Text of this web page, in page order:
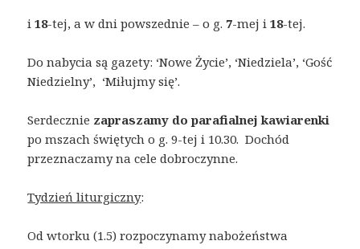
i 18-tej, a w dni powszednie – o g. 7-mej i18-tej.
Do nabycia są gazety: ‘Nowe Życie’, ‘Niedziela’, ‘Gość
Niedzielny’, ‘Miłujmy się’.
Serdecznie zapraszamy do parafialnej kawiarenki
po mszach świętych o g. 9-tej i 10.30. Dochód
przeznaczamy na cele dobroczynne.
Tydzień liturgiczny:
Od wtorku (1.5) rozpoczynamy nabożeństwa